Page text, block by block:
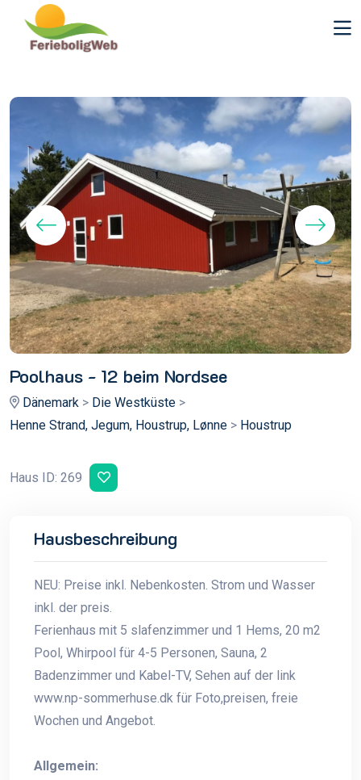
Poolhaus - 12 beim Nordsee
Dänemark > Die Westküste >
Henne Strand, Jegum, Houstrup, Lønne > Houstrup
Haus ID: 269
Hausbeschreibung
NEU: Preise inkl. Nebenkosten. Strom und Wasser
inkl. der preis.
Ferienhaus mit 5 slafenzimmer und 1 Hems, 20 m2
Pool, Whirpool für 4-5 Personen, Sauna, 2
Badenzimmer und Kabel-TV, Sehen auf der link
www.np-sommerhuse.dk für Foto,preisen, freie
Wochen und Angebot.
Allgemein: